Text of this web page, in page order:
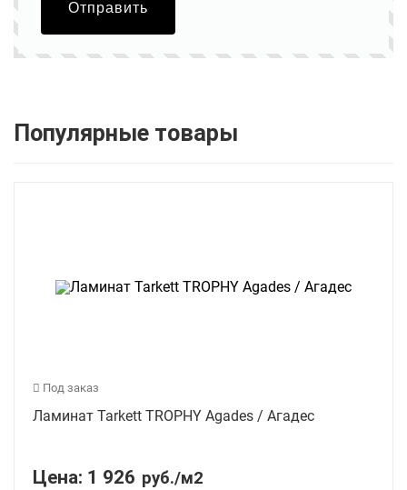
Отправить
Популярные товары
Под заказ
Ламинат Tarkett TROPHY Agades / Агадес
Цена: 1 926 руб./м2